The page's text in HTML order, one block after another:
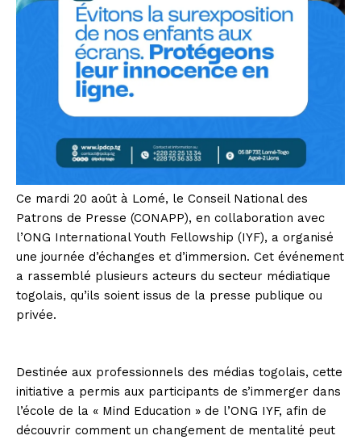
Ce mardi 20 août à Lomé, le Conseil National des
Patrons de Presse (CONAPP), en collaboration avec
l’ONG International Youth Fellowship (IYF), a organisé
une journée d’échanges et d’immersion. Cet événement
a rassemblé plusieurs acteurs du secteur médiatique
togolais, qu’ils soient issus de la presse publique ou
privée.
Destinée aux professionnels des médias togolais, cette
initiative a permis aux participants de s’immerger dans
l’école de la « Mind Education » de l’ONG IYF, afin de
découvrir comment un changement de mentalité peut